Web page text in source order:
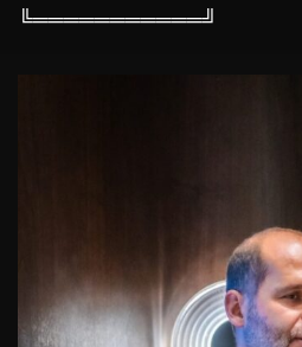
╚═══════════╝